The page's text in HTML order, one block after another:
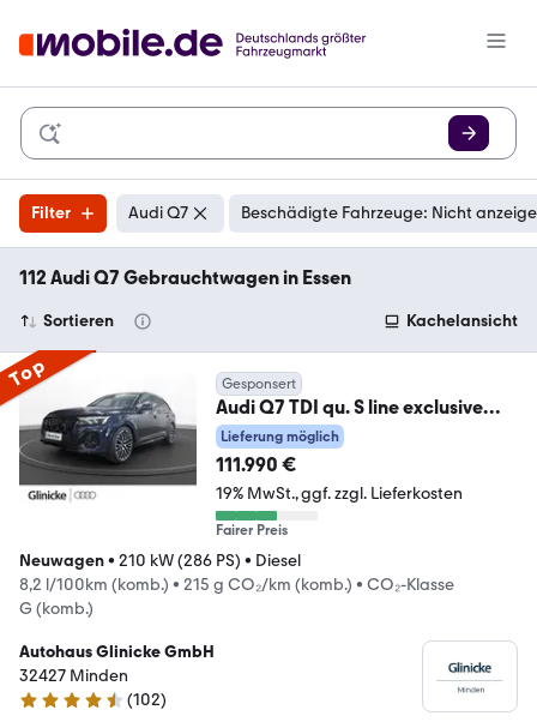
Filter Audi Q7 Beschädigte Fahrzeuge: Nicht
112 Audi Q7 Gebrauchtwagen in Essen
Sortieren Kachelansicht
Top Gesponsert
Audi Q7 TDI qu. S line exclusive
AHK Pano Laser LM 22
Lieferung möglich
111.990 €
19% MwSt. ggf. zzgl. Lieferkosten
Fairer Preis
Neuwagen• 210 kW (286 PS) • Diesel
8,2 l/100km (komb.) • 215 g CO₂/km (komb.) • CO₂-Klasse
G (komb.)
Autohaus Glinicke GmbH
32427 Minden
4.3 Sterne
(102)